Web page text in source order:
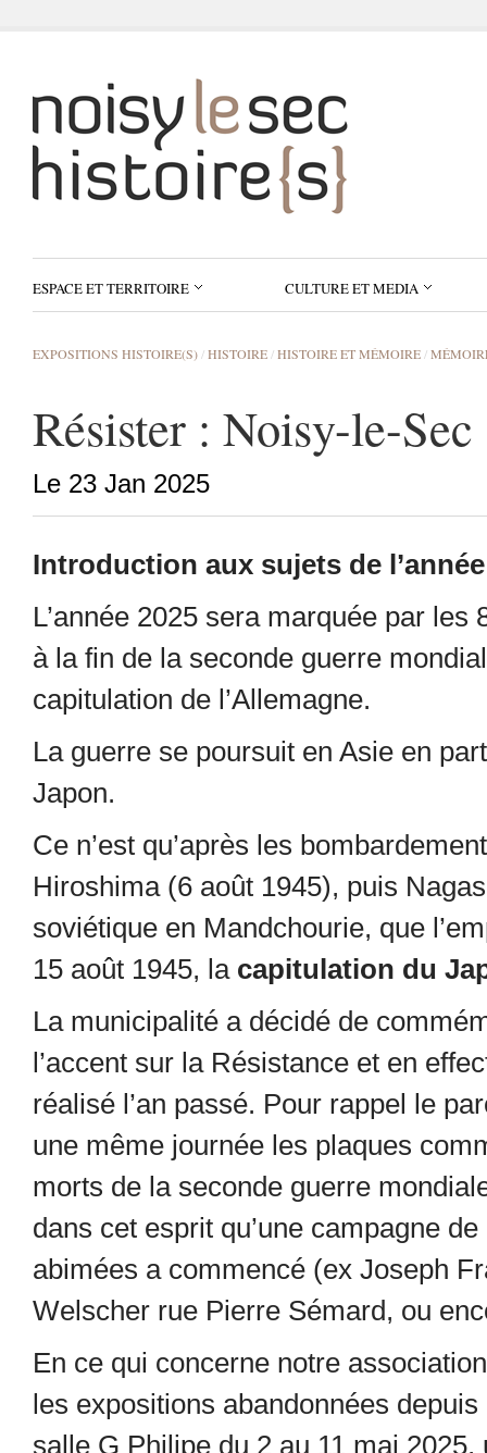
ESPACE ET TERRITOIRE CULTURE ET MEDIA
EXPOSITIONS HISTOIRE(S) /HISTOIRE /HISTOIRE ET MÉMOIRE /
Résister : Noisy-le-
Le 23 Jan 2025
Introduction aux sujets de l’année
L’année 2025 sera marquée par
à la fin de la seconde guerre
capitulation de l’Allemagne.
La guerre se poursuit en Asie en
Japon.
Ce n’est qu’après les
Hiroshima (6 août 1945), puis
soviétique en Mandchourie, que
15 août 1945, lacapitulation du
La municipalité a décidé de
l’accent sur la Résistance et en
réalisé l’an passé. Pour rappel le
une même journée les plaques
morts de la seconde guerre
dans cet esprit qu’une campagne
abimées a commencé (ex Joseph
Welscher rue Pierre Sémard, ou
En ce qui concerne notre
les expositions abandonnées
salle G Philipe du 2 au 11 mai